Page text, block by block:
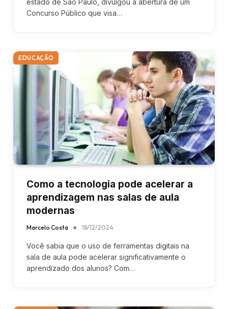
estado de São Paulo, divulgou a abertura de um
Concurso Público que visa…
EDUCAÇÃO
Como a tecnologia pode acelerar a
aprendizagem nas salas de aula
modernas
Marcelo Costa 18/12/2024
Você sabia que o uso de ferramentas digitais na
sala de aula pode acelerar significativamente o
aprendizado dos alunos? Com…